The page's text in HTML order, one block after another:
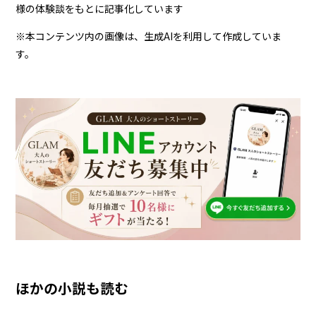
様の体験談をもとに記事化しています
※本コンテンツ内の画像は、生成AIを利用して作成していま
す。
ほかの小説も読む